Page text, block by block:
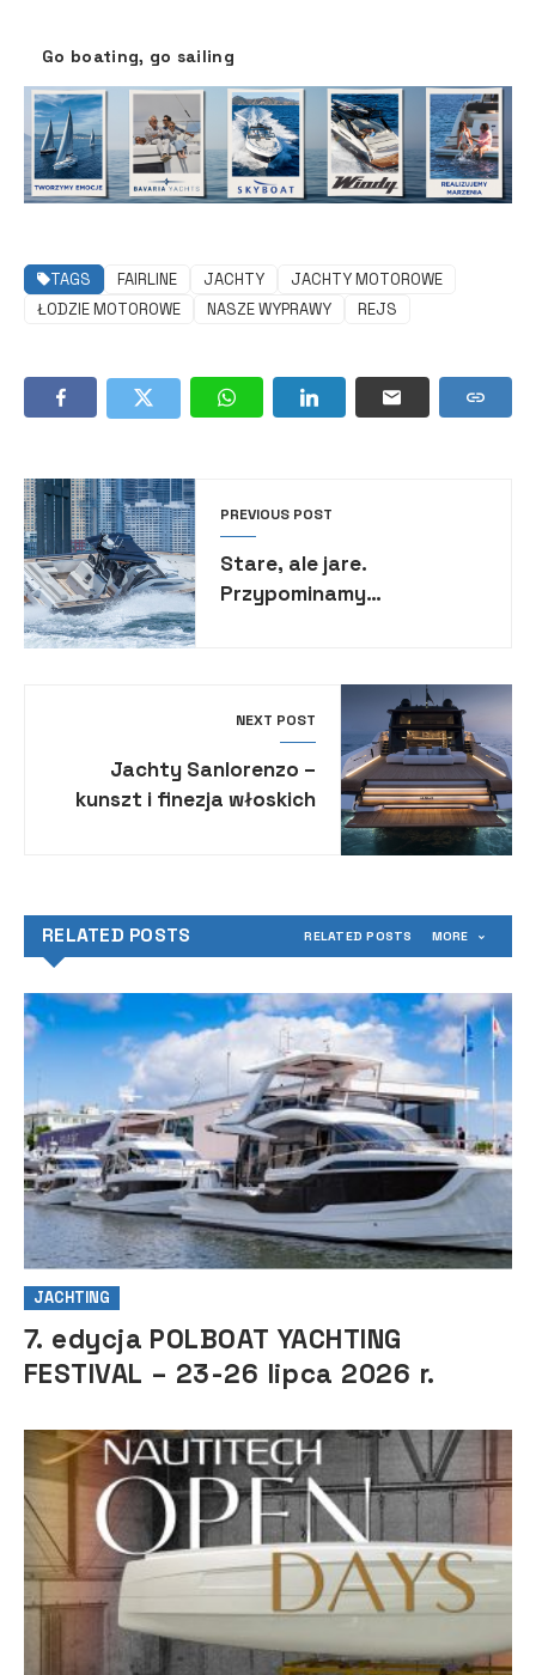
Go boating, go sailing
TAGS FAIRLINE JACHTY
JACHTY MOTOROWE
ŁODZIE MOTOROWE
NASZE WYPRAWY REJS
PREVIOUS POST
Stare, ale jare.
Przypominamy
NEXT POST
Jachty Sanlorenzo –
kunszt i finezja włoskich
RELATED POSTS RELATED POSTS MORE
JACHTING
7. edycja POLBOAT YACHTING
FESTIVAL – 23-26 lipca 2026 r.